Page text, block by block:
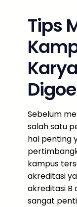
Tips
Sebelum
salah satu
hal penting
kampus
akreditasi
akreditasi B
sangat